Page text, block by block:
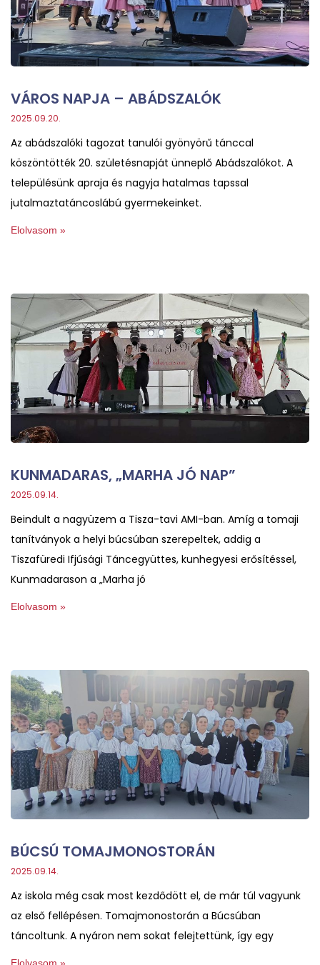
VÁROS NAPJA – ABÁDSZALÓK
2025.09.20.
Az abádszalóki tagozat tanulói gyönyörű tánccal
köszöntötték 20. születésnapját ünneplő Abádszalókot. A
településünk apraja és nagyja hatalmas tapssal
jutalmaztatáncoslábú gyermekeinket.
Elolvasom »
KUNMADARAS, „MARHA JÓ NAP”
2025.09.14.
Beindult a nagyüzem a Tisza-tavi AMI-ban. Amíg a tomaji
tanítványok a helyi búcsúban szerepeltek, addig a
Tiszafüredi Ifjúsági Táncegyüttes, kunhegyesi erősítéssel,
Kunmadarason a „Marha jó
Elolvasom »
BÚCSÚ TOMAJMONOSTORÁN
2025.09.14.
Az iskola még csak most kezdődött el, de már túl vagyunk
az első fellépésen. Tomajmonostorán a Búcsúban
táncoltunk. A nyáron nem sokat felejtettünk, így egy
Elolvasom »